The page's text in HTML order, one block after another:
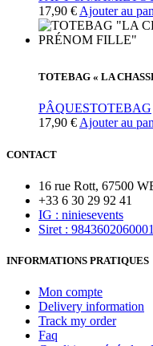
17,90 € Ajouter au
TOTEBAG « LA
PÂQUESTOTEBAG
17,90 € Ajouter au
CONTACT
16 rue Rott, 67500
+33 6 30 29 92 41
IG : niniesevents
Siret :
INFORMATIONS PRATIQUES
Mon compte
Delivery information
Track my order
Faq